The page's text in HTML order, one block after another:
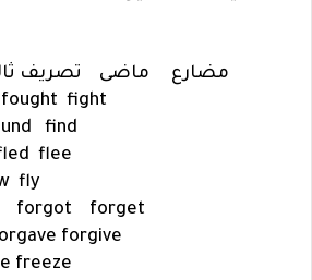
مضارع ماضى تصريف
fight
find
flee
fly
forgot forget
forgive
freeze